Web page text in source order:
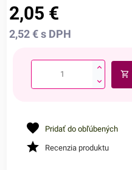
2,05 €
2,52€ s DPH
Pridať do obľúbených
Recenzia produktu